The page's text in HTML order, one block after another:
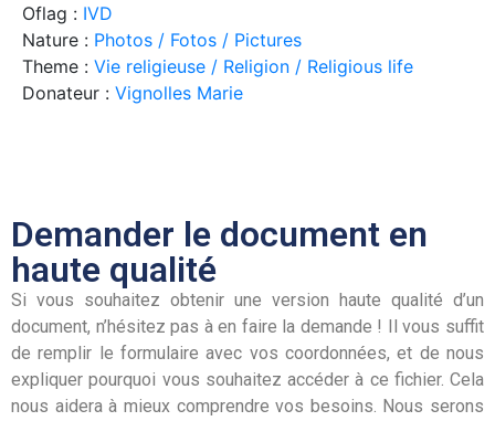
Oflag : IVD
Nature : Photos / Fotos / Pictures
Theme : Vie religieuse / Religion / Religious life
Donateur : Vignolles Marie
Demander le document en
haute qualité
Si vous souhaitez obtenir une version haute qualité d’un
document, n’hésitez pas à en faire la demande ! Il vous suffit
de remplir le formulaire avec vos coordonnées, et de nous
expliquer pourquoi vous souhaitez accéder à ce fichier. Cela
nous aidera à mieux comprendre vos besoins. Nous serons